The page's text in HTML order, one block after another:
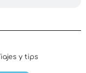
y tips